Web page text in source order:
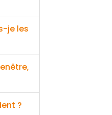
je les
?